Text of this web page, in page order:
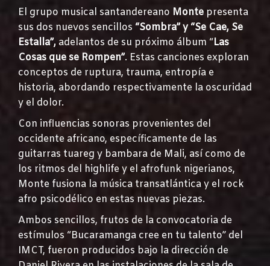
El grupo musical santandereano Monte presenta
sus dos nuevos sencillos “Sombra” y “Se Cae, Se
Estalla”, adelantos de su próximo álbum “Las
Cosas que se Rompen”. Estas canciones exploran
conceptos de ruptura, trauma, entropía e
historia, abordando respectivamente la oscuridad
y el dolor.
Con influencias sonoras provenientes del
occidente africano, específicamente de las
guitarras tuareg y bambara de Mali, así como de
los ritmos del highlife y el afrofunk nigerianos,
Monte fusiona la música transatlántica y el rock
afro psicodélico en estas nuevas piezas.
Ambos sencillos, frutos de la convocatoria de
estímulos “Bucaramanga cree en tu talento” del
IMCT, fueron producidos bajo la dirección de